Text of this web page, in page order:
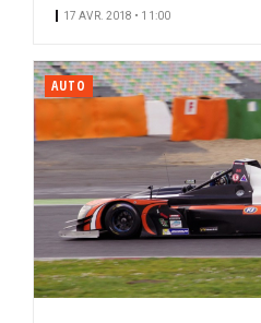
17 AVR. 2018 • 11:00
AUTO